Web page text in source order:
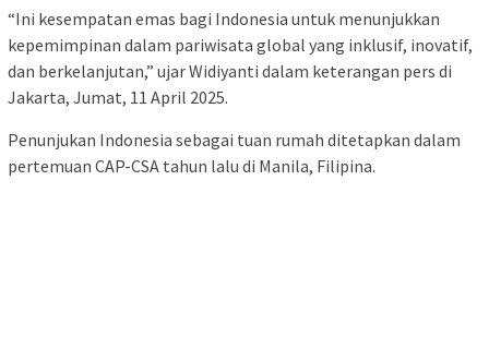
“Ini kesempatan emas bagi Indonesia untuk menunjukkan
kepemimpinan dalam pariwisata global yang inklusif, inovatif,
dan berkelanjutan,” ujar Widiyanti dalam keterangan pers di
Jakarta, Jumat, 11 April 2025.
Penunjukan Indonesia sebagai tuan rumah ditetapkan dalam
pertemuan CAP-CSA tahun lalu di Manila, Filipina.